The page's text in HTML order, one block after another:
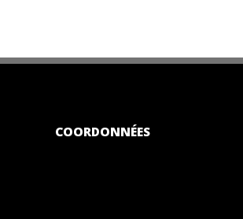
COORDONNÉES